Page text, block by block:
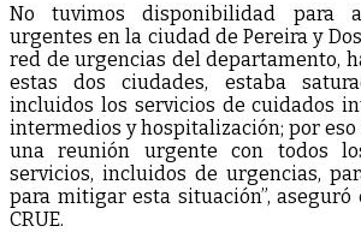
No tuvimos disponibilidad para
urgentes en la ciudad de Pereira y
red de urgencias del departamento,
estas dos ciudades, estaba
incluidos los servicios de cuidados
intermedios y hospitalización; por
una reunión urgente con todos
servicios, incluidos de urgencias,
para mitigar esta situación”,
CRUE.